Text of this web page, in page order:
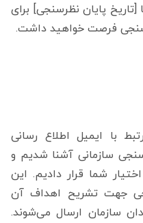
پایان نظرسنجی] برای
فرصت خواهید داشت.
با ایمیل اطلاع رسانی
سازمانی آشنا شدیم و
شما قرار دادیم. این
جهت تشریح اهداف آن
سازمان ارسال می‌شوند.